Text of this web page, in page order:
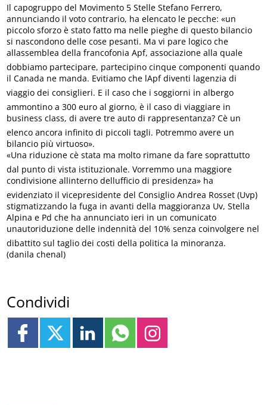
Il capogruppo del Movimento 5 Stelle Stefano Ferrero,
annunciando il voto contrario, ha elencato le pecche: «un
piccolo sforzo è stato fatto ma nelle pieghe di questo bilancio
si nascondono delle cose pesanti. Ma vi pare logico che
allassemblea della francofonia Apf, associazione alla quale
dobbiamo partecipare, partecipino cinque componenti quando
il Canada ne manda. Evitiamo che lApf diventi lagenzia di
viaggio dei consiglieri. E il caso che i soggiorni in albergo
ammontino a 300 euro al giorno, è il caso di viaggiare in
business class, di avere tre auto di rappresentanza? Cè un
elenco ancora infinito di piccoli tagli. Potremmo avere un
bilancio più virtuoso».
«Una riduzione cè stata ma molto rimane da fare soprattutto
dal punto di vista istituzionale. Vorremmo una maggiore
condivisione allinterno dellufficio di presidenza» ha
evidenziato il vicepresidente del Consiglio Andrea Rosset (Uvp)
stigmatizzando la fuga in avanti della maggioranza Uv, Stella
Alpina e Pd che ha annunciato ieri in un comunicato
unautoriduzione delle indennità del 10% senza coinvolgere nel
dibattito sul taglio dei costi della politica la minoranza.
(danila chenal)
Condividi